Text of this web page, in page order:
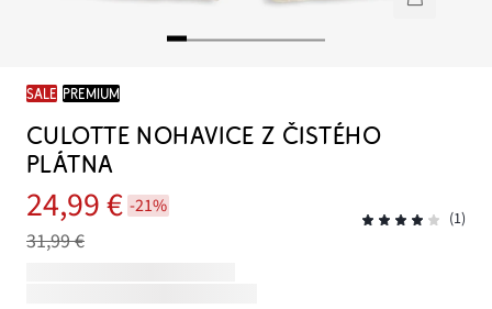
SALE PREMIUM
CULOTTE NOHAVICE Z ČISTÉHO
PLÁTNA
24,99 € -21%
31,99 €
(1)